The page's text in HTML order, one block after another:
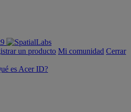
un producto Mi comunidad Cerrar
es Acer ID?